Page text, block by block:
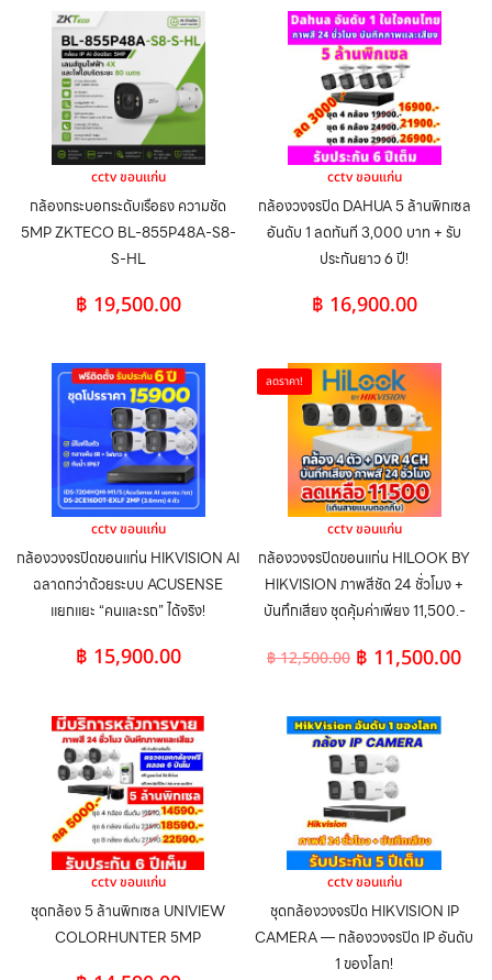
cctv ขอนแก่น
กล้องกระบอกระดับเรือธง ความชัด
5MP ZKTECO BL-855P48A-S8-
S-HL
฿ 19,500.00
cctv ขอนแก่น
กล้องวงจรปิด DAHUA 5 ล้านพิกเซล
อันดับ 1 ลดทันที 3,000 บาท + รับ
ประกันยาว 6 ปี!
฿ 16,900.00
cctv ขอนแก่น
กล้องวงจรปิดขอนแก่น HIKVISION AI
ฉลาดกว่าด้วยระบบ ACUSENSE
แยกแยะ “คนและรถ” ได้จริง!
฿ 15,900.00
ลดราคา!
cctv ขอนแก่น
กล้องวงจรปิดขอนแก่น HILOOK BY
HIKVISION ภาพสีชัด 24 ชั่วโมง +
บันทึกเสียง ชุดคุ้มค่าเพียง 11,500.-
฿12,500.00 ฿ 11,500.00
cctv ขอนแก่น
ชุดกล้อง 5 ล้านพิกเซล UNIVIEW
COLORHUNTER 5MP
cctv ขอนแก่น
ชุดกล้องวงจรปิด HIKVISION IP
CAMERA — กล้องวงจรปิด IP อันดับ
1 ของโลก!